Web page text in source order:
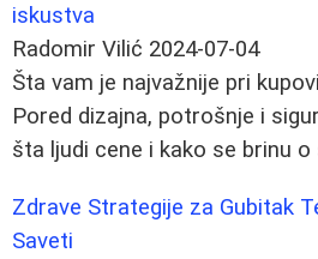
iskustva
Radomir Vilić 2024-07-04
Šta vam je najvažnije pri
Pored dizajna, potrošnje i
šta ljudi cene i kako se brinu
Zdrave Strategije za Gubitak
Saveti